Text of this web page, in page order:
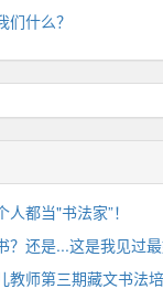
什么？
都当"书法家”！
还是...这是我见过最
教师第三期藏文书法